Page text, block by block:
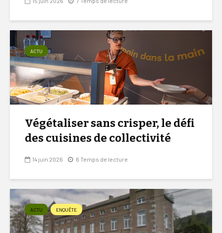
ACTU
Végétaliser sans crisper, le défi
des cuisines de collectivité
14 juin 2026 6 Temps de lecture
ACTU ENQUÊTE